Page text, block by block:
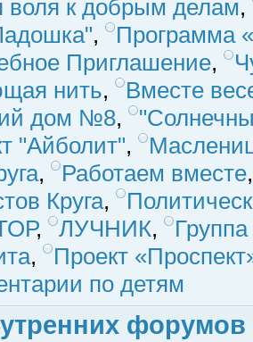
воля к добрым делам,
,
Программа
Приглашение,
нить,
Вместе
дом №8,
"Айболит",
, Работаем вместе
Круга,
, ЛУЧНИК,
,
Проект
по детям
форумов